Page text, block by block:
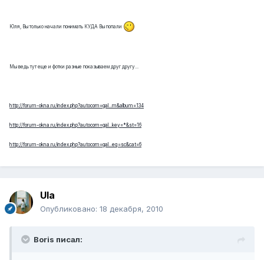
Юля, Вы только начали понимать КУДА Вы попали
Мы ведь тут еще и фотки разные показываем друг другу...
http://forum-okna.ru/index.php?autocom=gal...m&album=134
http://forum-okna.ru/index.php?autocom=gal...key=*&st=16
http://forum-okna.ru/index.php?autocom=gal...eq=sc&cat=6
Ula
Опубликовано: 18 декабря, 2010
Boris писал: